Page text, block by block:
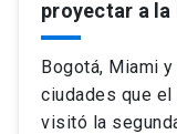
proyectar a la
Bogotá, Miami
ciudades que
visitó la